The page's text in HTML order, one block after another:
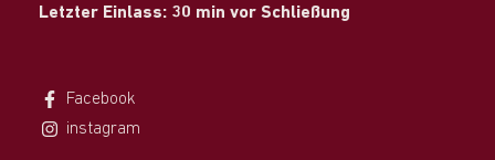
Letzter Einlass: 30 min vor Schließung
Facebook
instagram